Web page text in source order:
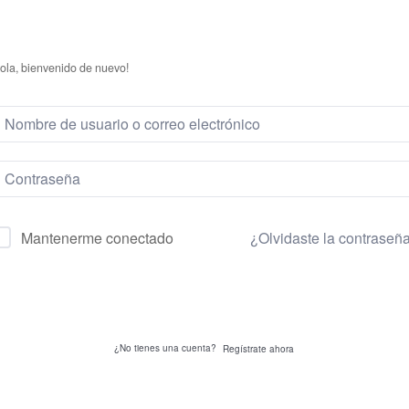
bienvenido de nuevo!
Mantenerme conectado ¿Olvidaste la
¿No tienes una cuenta? Regístrate ahora